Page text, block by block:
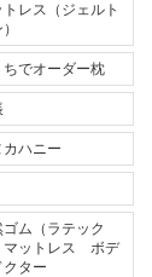
トレス（ジェルト
ちでオーダー枕
カハニー
ゴム（ラテック
マットレス ボデ
クター